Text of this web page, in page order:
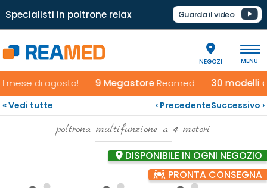
Specialisti in poltrone relax Guarda il video
NEGOZI
di agosto!9 MegastoreReamed30 modelli da
« Vedi tutte ‹ PrecedenteSuccessivo ›
Poltrona reclinabileVera
poltrona multifunzione a 4 motori
DISPONIBILE IN OGNI NEGOZIO
PRONTA CONSEGNA